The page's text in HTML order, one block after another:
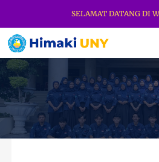
SELAMAT DATANG DI